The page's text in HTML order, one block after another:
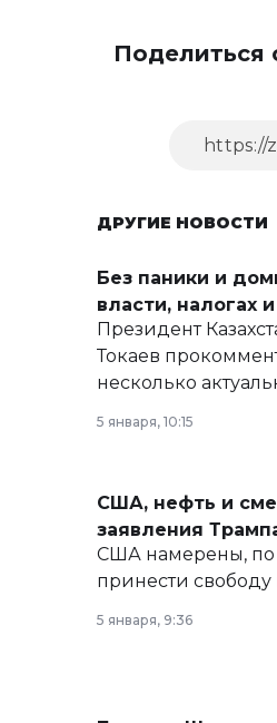
Поделиться
ДРУГИЕ НОВОСТИ
Без паники и
власти, налогах
Президент
Токаев
несколько
армии, экономики
5 января, 10:15
США, нефть и
заявления
США намерены, по
принести
5 января, 9:36